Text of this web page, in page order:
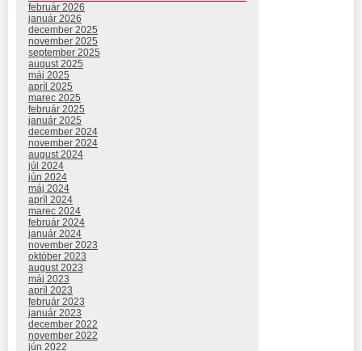
február 2026
január 2026
december 2025
november 2025
september 2025
august 2025
máj 2025
apríl 2025
marec 2025
február 2025
január 2025
december 2024
november 2024
august 2024
júl 2024
jún 2024
máj 2024
apríl 2024
marec 2024
február 2024
január 2024
november 2023
október 2023
august 2023
máj 2023
apríl 2023
február 2023
január 2023
december 2022
november 2022
jún 2022